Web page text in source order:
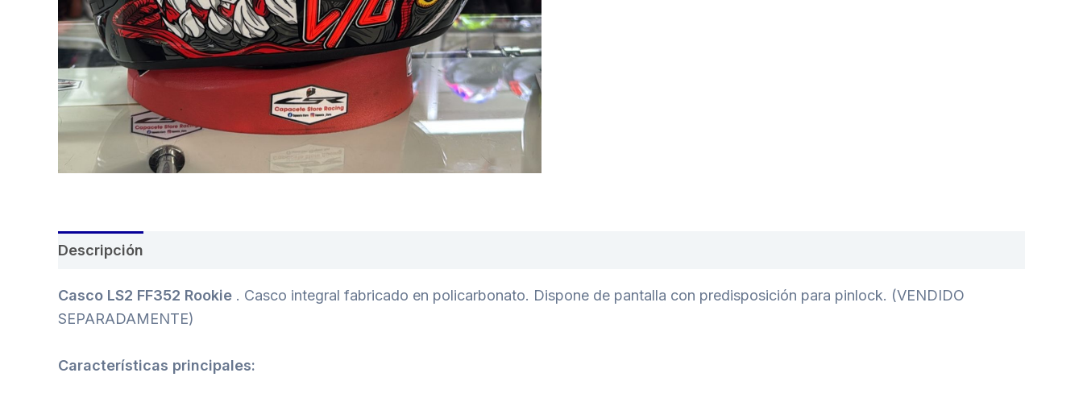
Descripción
Casco LS2 FF352 Rookie . Casco integral fabricado en policarbonato. Dispone de pantalla con predisposición para pinlock. (VENDIDO
SEPARADAMENTE)
Características principales: